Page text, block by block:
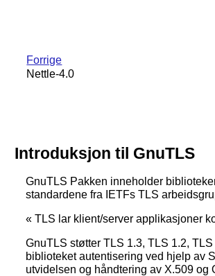
Forrige
Nettle-4.0
Introduksjon til GnuTLS
GnuTLS Pakken inneholder
standardene fra IETFs TLS
« TLS lar klient/server applikasjoner
GnuTLS støtter TLS 1.3, TLS 1.2,
biblioteket autentisering ved hjelp av
utvidelsen og håndtering av X.509 og